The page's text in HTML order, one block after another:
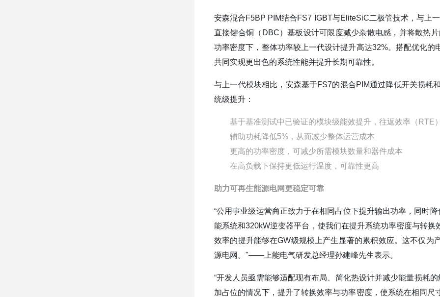
安森混合F5BP PIM结合FS7 IGBT与EliteSiC二极管技术，与上
直接键合铜（DBC）基板设计可限度减少杂散电感，并将散热
功率密度下，整体功率较上一代设计提升高达32%。搭配优化
共同实现更出色的系统性能并提升长期可靠性。
与上一代模块相比，安森基于FS7的混合PIM通过降低开关损耗
统级提升：
基于基准测试中已验证的模块级能效提升，往返效率（RTE
辅助功耗降低5%，从而减少整体运营成本
更高的功率密度，可减少所需模块数量和器件成本
在高负载下保持更低运行温度，可靠性更高
助力可再生能源电网更稳定可靠
“公用事业级运营商正致力于在相同占位下提升输出功率，同时
能系统和320kW逆变器平台，使我们在提升系统功率密度与转
效率的提升能够在GW级规模上产生显著的累积效应。这不仅
源电网。"——上能电气研发总经理孙建峰先生表示。
“开发人员亟需能够适配现有布局、简化热设计并减少能量损耗
加占位的情况下，提升了转换效率与功率密度，使系统在相同